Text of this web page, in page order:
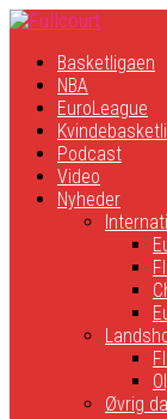
Basketligaen
NBA
EuroLeague
Podcast
Video
Nyheder
Øvrig